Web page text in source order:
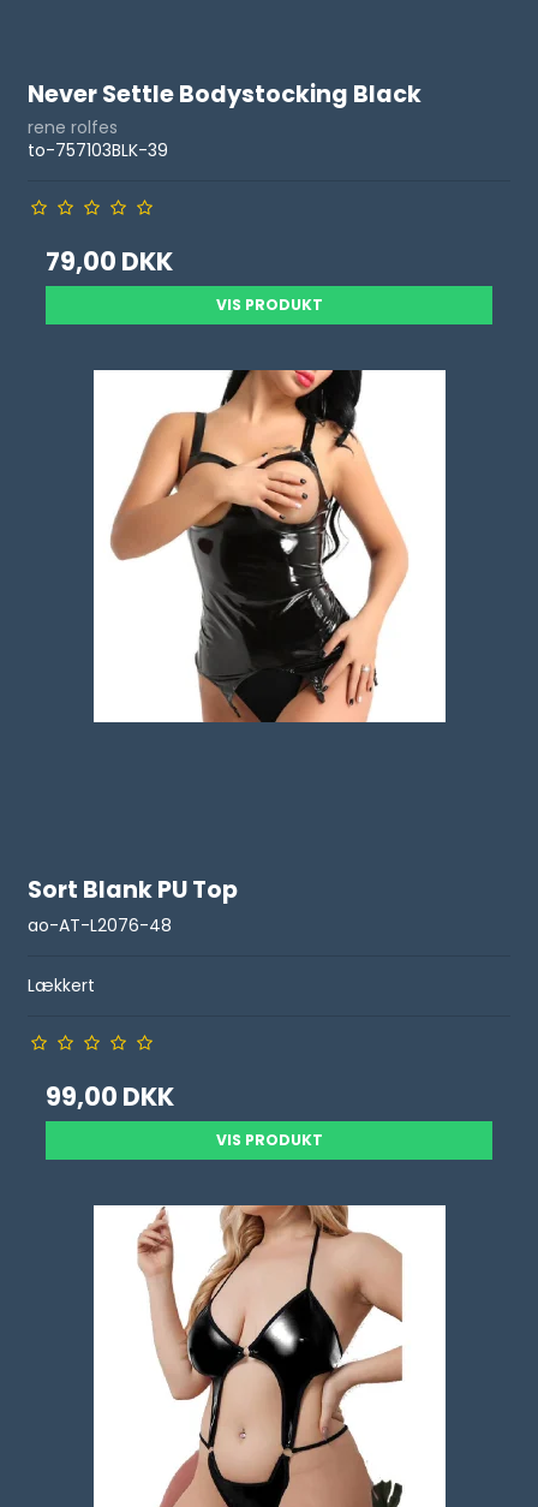
Never Settle Bodystocking Black
rene rolfes
to-757103BLK-39
79,00 DKK
VIS PRODUKT
Sort Blank PU Top
ao-AT-L2076-48
Lækkert
99,00 DKK
VIS PRODUKT